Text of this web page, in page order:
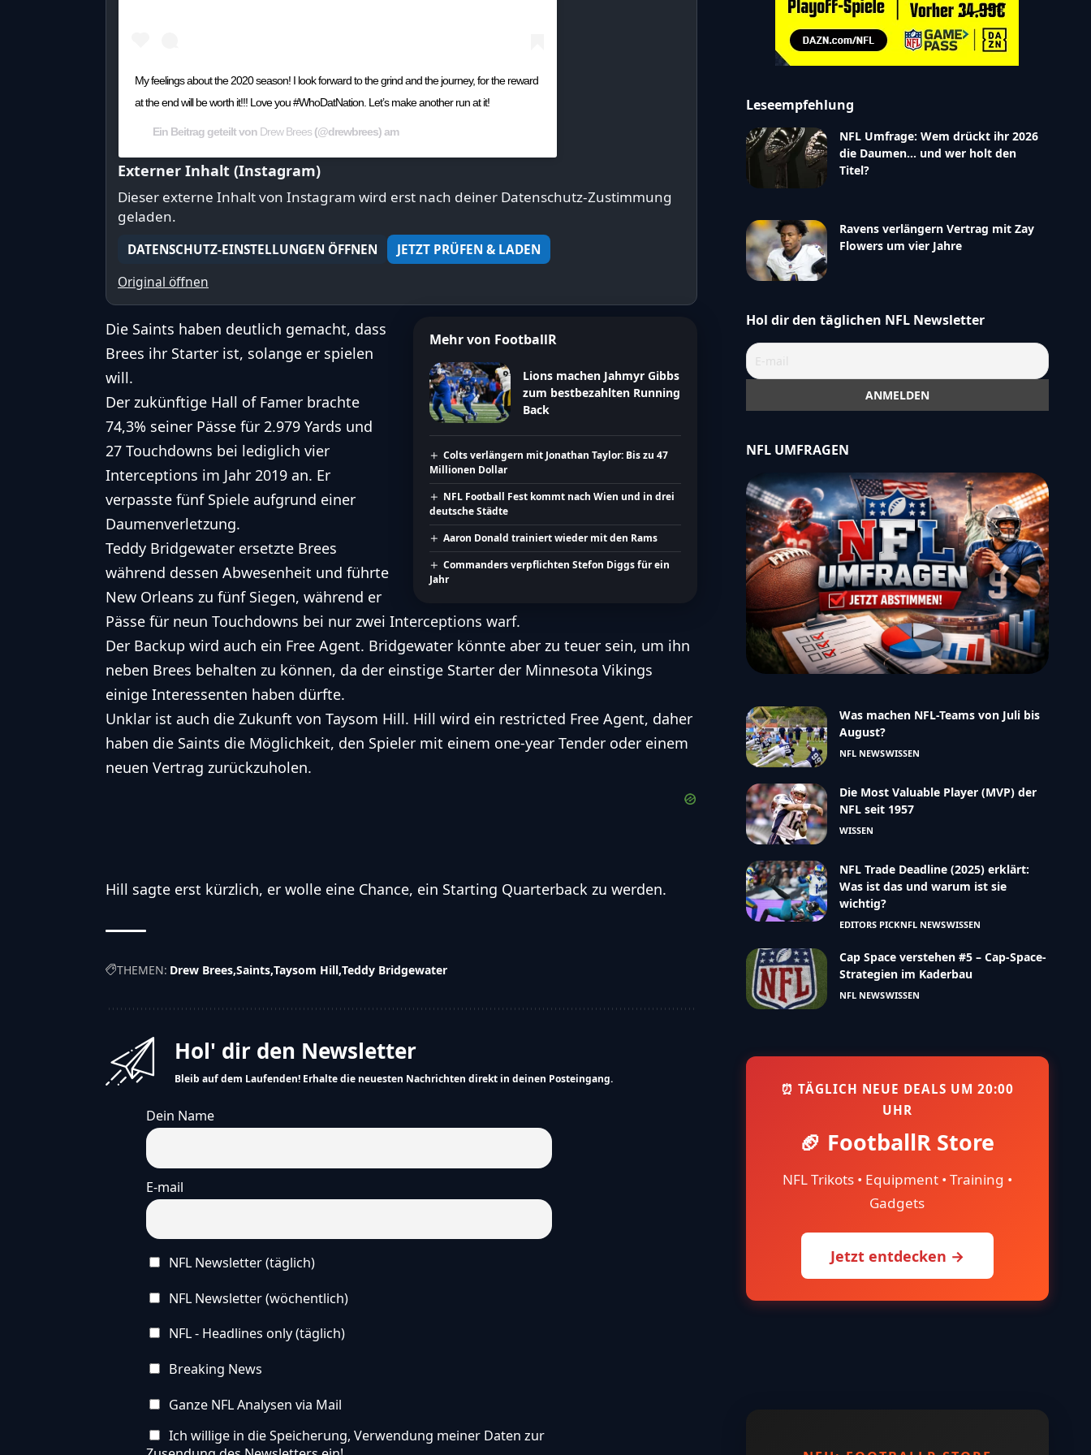
My feelings about the 2020 season! I look forward to the grind and the journey, for the reward
at the end will be worth it!!! Love you #WhoDatNation. Let’s make another run at it!
Ein Beitrag geteilt von Drew Brees(@drewbrees) am
Externer Inhalt (Instagram)
Dieser externe Inhalt von Instagram wird erst nach deiner Datenschutz-Zustimmung
geladen.
DATENSCHUTZ-EINSTELLUNGEN ÖFFNEN JETZT PRÜFEN & LADEN
Original öffnen
Mehr von FootballR
Lions machen Jahmyr Gibbs
zum bestbezahlten Running
Back
Colts verlängern mit Jonathan Taylor: Bis zu 47
Millionen Dollar
NFL Football Fest kommt nach Wien und in drei
deutsche Städte
Aaron Donald trainiert wieder mit den Rams
Commanders verpflichten Stefon Diggs für ein
Jahr
Die Saints haben deutlich gemacht, dass
Brees ihr Starter ist, solange er spielen
will.
Der zukünftige Hall of Famer brachte
74,3% seiner Pässe für 2.979 Yards und
27 Touchdowns bei lediglich vier
Interceptions im Jahr 2019 an. Er
verpasste fünf Spiele aufgrund einer
Daumenverletzung.
Teddy Bridgewater ersetzte Brees
während dessen Abwesenheit und führte
New Orleans zu fünf Siegen, während er
Pässe für neun Touchdowns bei nur zwei Interceptions warf.
Der Backup wird auch ein Free Agent. Bridgewater könnte aber zu teuer sein, um ihn
neben Brees behalten zu können, da der einstige Starter der Minnesota Vikings
einige Interessenten haben dürfte.
Unklar ist auch die Zukunft von Taysom Hill. Hill wird ein restricted Free Agent, daher
haben die Saints die Möglichkeit, den Spieler mit einem one-year Tender oder einem
neuen Vertrag zurückzuholen.
Hill sagte erst kürzlich, er wolle eine Chance, ein Starting Quarterback zu werden.
THEMEN: Drew Brees Saints Taysom Hill Teddy Bridgewater
Hol' dir den Newsletter
Bleib auf dem Laufenden! Erhalte die neuesten Nachrichten direkt in deinen Posteingang.
Dein Name
E-mail
NFL Newsletter (täglich)
NFL Newsletter (wöchentlich)
NFL - Headlines only (täglich)
Breaking News
Ganze NFL Analysen via Mail
Ich willige in die Speicherung, Verwendung meiner Daten zur
Leseempfehlung
NFL Umfrage: Wem drückt ihr 2026
die Daumen… und wer holt den
Titel?
Ravens verlängern Vertrag mit Zay
Flowers um vier Jahre
Hol dir den täglichen NFL Newsletter
NFL UMFRAGEN
Was machen NFL-Teams von Juli bis
August?
NFL NEWSWISSEN
Die Most Valuable Player (MVP) der
NFL seit 1957
WISSEN
NFL Trade Deadline (2025) erklärt:
Was ist das und warum ist sie
wichtig?
EDITORS PICKNFL NEWSWISSEN
Cap Space verstehen #5 – Cap-Space-
Strategien im Kaderbau
NFL NEWSWISSEN
⏰ TÄGLICH NEUE DEALS UM 20:00
UHR
🏈 FootballR Store
NFL Trikots • Equipment • Training •
Gadgets
Jetzt entdecken →